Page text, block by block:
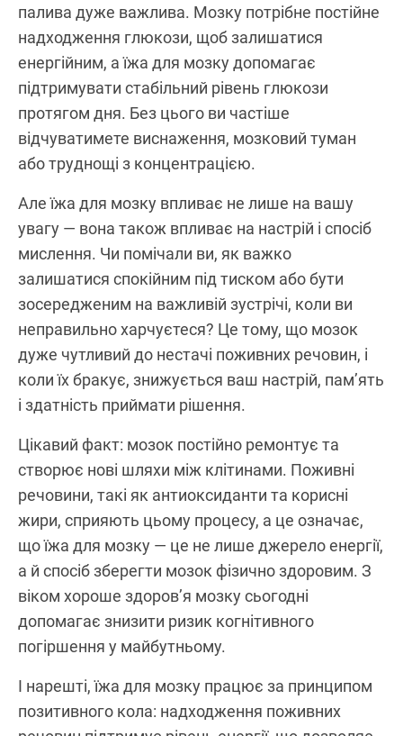
палива дуже важлива. Мозку потрібне постійне
надходження глюкози, щоб залишатися
енергійним, а їжа для мозку допомагає
підтримувати стабільний рівень глюкози
протягом дня. Без цього ви частіше
відчуватимете виснаження, мозковий туман
або труднощі з концентрацією.
Але їжа для мозку впливає не лише на вашу
увагу — вона також впливає на настрій і спосіб
мислення. Чи помічали ви, як важко
залишатися спокійним під тиском або бути
зосередженим на важливій зустрічі, коли ви
неправильно харчуєтеся? Це тому, що мозок
дуже чутливий до нестачі поживних речовин, і
коли їх бракує, знижується ваш настрій, пам’ять
і здатність приймати рішення.
Цікавий факт: мозок постійно ремонтує та
створює нові шляхи між клітинами. Поживні
речовини, такі як антиоксиданти та корисні
жири, сприяють цьому процесу, а це означає,
що їжа для мозку — це не лише джерело енергії,
а й спосіб зберегти мозок фізично здоровим. З
віком хороше здоров’я мозку сьогодні
допомагає знизити ризик когнітивного
погіршення у майбутньому.
І нарешті, їжа для мозку працює за принципом
позитивного кола: надходження поживних